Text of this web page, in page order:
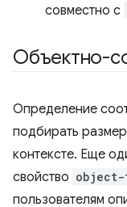
совместно с
Объектно-
Определение
подбирать
контексте. Еще
свойство
пользователям